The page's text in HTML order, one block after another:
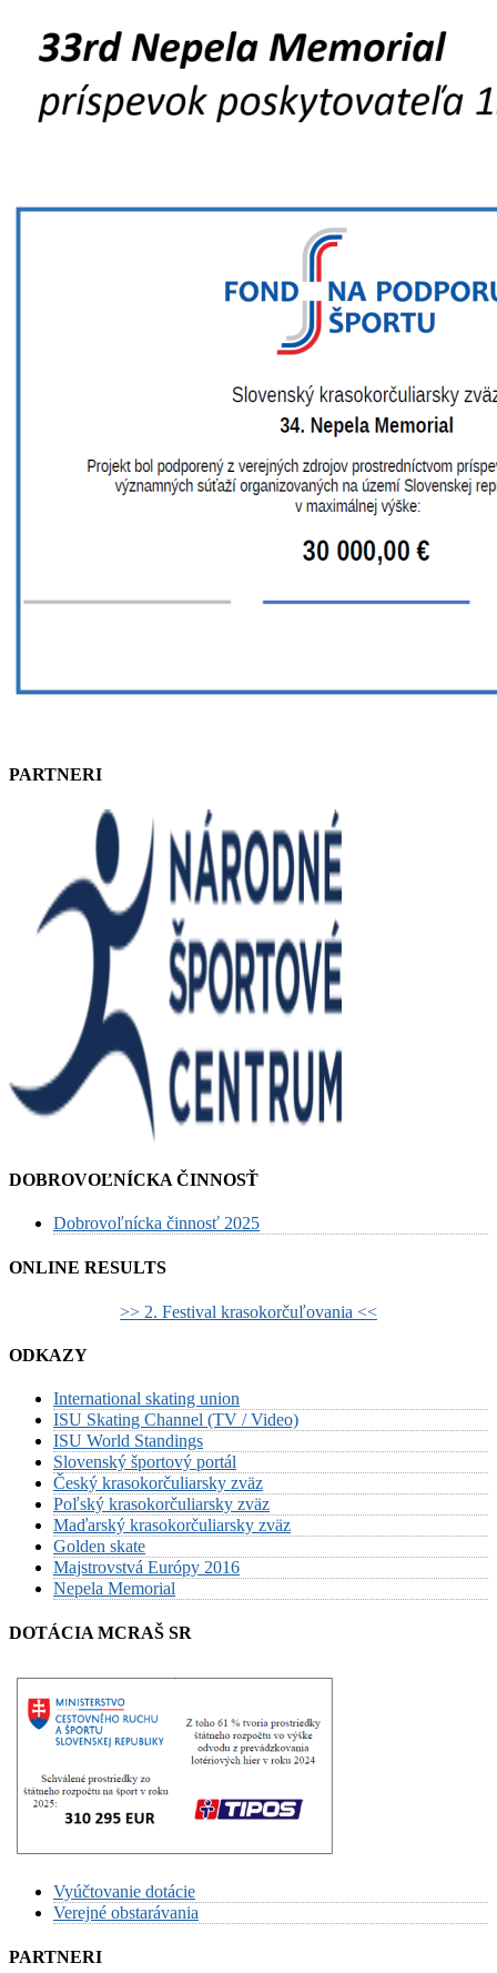
PARTNERI
DOBROVOĽNÍCKA ČINNOSŤ
Dobrovoľnícka činnosť 2025
ONLINE RESULTS
>> 2. Festival krasokorčuľovania <<
ODKAZY
International skating union
ISU Skating Channel (TV / Video)
ISU World Standings
Slovenský športový portál
Český krasokorčuliarsky zväz
Poľský krasokorčuliarsky zväz
Maďarský krasokorčuliarsky zväz
Golden skate
Majstrovstvá Európy 2016
Nepela Memorial
DOTÁCIA MCRAŠ SR
Vyúčtovanie dotácie
Verejné obstarávania
PARTNERI